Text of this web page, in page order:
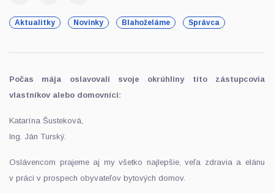
Aktualitky Novinky Blahoželáme Správca
Počas mája oslavovali svoje okrúhliny títo zástupcovia
vlastníkov alebo domovníci:
Katarína Šusteková,
Ing. Ján Turský.
Oslávencom prajeme aj my všetko najlepšie, veľa zdravia a elánu
v práci v prospech obyvateľov bytových domov.